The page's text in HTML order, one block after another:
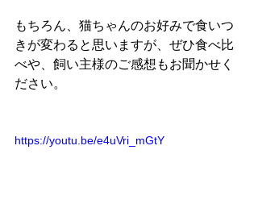
もちろん、猫ちゃんのお好みで食いつ
きが変わると思いますが、ぜひ食べ比
べや、飼い主様のご感想もお聞かせく
ださい。﻿
https://youtu.be/e4uVri_mGtY